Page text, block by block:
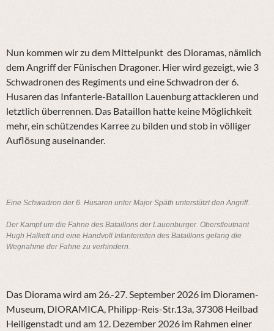
Nun kommen wir zu dem Mittelpunkt des Dioramas, nämlich
dem Angriff der Fünischen Dragoner. Hier wird gezeigt, wie 3
Schwadronen des Regiments und eine Schwadron der 6.
Husaren das Infanterie-Bataillon Lauenburg attackieren und
letztlich überrennen. Das Bataillon hatte keine Möglichkeit
mehr, ein schützendes Karree zu bilden und stob in völliger
Auflösung auseinander.
Eine Schwadron der 6. Husaren unter Major Späth unterstützt den Angriff.
Der Kampf um die Fahne des Bataillons der Lauenburger. Oberstleutnant
Hugh Halkett und eine Handvoll Infanteristen des Bataillons gelang die
Wegnahme der Fahne zu verhindern.
Das Diorama wird am 26.-27. September 2026 im Dioramen-
Museum, DIORAMICA, Philipp-Reis-Str.13a, 37308 Heilbad
Heiligenstadt und am 12. Dezember 2026 im Rahmen einer